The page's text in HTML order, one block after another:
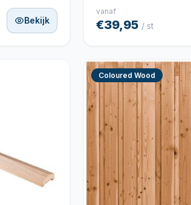
Bekijk
vanaf
€39,95 / st
Coloured Wood